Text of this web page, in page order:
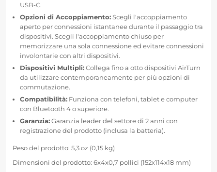
USB-C.
Opzioni di Accoppiamento:Scegli l'accoppiamento
aperto per connessioni istantanee durante il passaggio tra
dispositivi. Scegli l'accoppiamento chiuso per
memorizzare una sola connessione ed evitare connessioni
involontarie con altri dispositivi.
Dispositivi Multipli:Collega fino a otto dispositivi AirTurn
da utilizzare contemporaneamente per più opzioni di
commutazione.
Compatibilità: Funziona con telefoni, tablet e computer
con Bluetooth 4 o superiore.
Garanzia:Garanzia leader del settore di 2 anni con
registrazione del prodotto (inclusa la batteria).
Peso del prodotto: 5,3 oz (0,15 kg)
Dimensioni del prodotto: 6x4x0,7 pollici (152x114x18 mm)